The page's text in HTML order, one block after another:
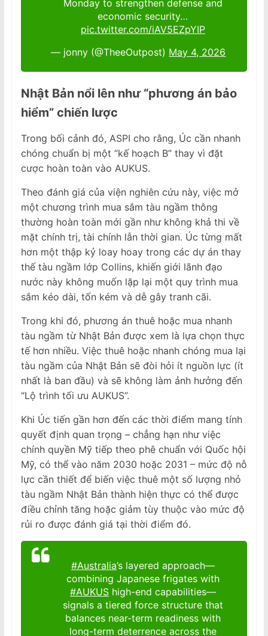
Monday to strengthen defense and
economic security…
pic.twitter.com/iAV5EZpYIP
— jonny (@TheeOutpost) May 4, 2026
Nhật Bản nổi lên như “phương án bảo
hiểm” chiến lược
Trong bối cảnh đó, ASPI cho rằng, Úc cần nhanh
chóng chuẩn bị một “kế hoạch B” thay vì đặt
cược hoàn toàn vào AUKUS.
Theo đánh giá của viện nghiên cứu này, việc mở
một chương trình mua sắm tàu ngầm thông
thường hoàn toàn mới gần như không khả thi về
mặt chính trị, tài chính lẫn thời gian. Úc từng mất
hơn một thập kỷ loay hoay trong các dự án thay
thế tàu ngầm lớp Collins, khiến giới lãnh đạo
nước này không muốn lặp lại một quy trình mua
sắm kéo dài, tốn kém và dễ gây tranh cãi.
Trong khi đó, phương án thuê hoặc mua nhanh
tàu ngầm từ Nhật Bản được xem là lựa chọn thực
tế hơn nhiều. Việc thuê hoặc nhanh chóng mua lại
tàu ngầm của Nhật Bản sẽ đòi hỏi ít nguồn lực (ít
nhất là ban đầu) và sẽ không làm ảnh hưởng đến
“Lộ trình tối ưu AUKUS”.
Khi Úc tiến gần hơn đến các thời điểm mang tính
quyết định quan trọng – chẳng hạn như việc
chính quyền Mỹ tiếp theo phê chuẩn với Quốc hội
Mỹ, có thể vào năm 2030 hoặc 2031 – mức độ nỗ
lực cần thiết để biến việc thuê một số lượng nhỏ
tàu ngầm Nhật Bản thành hiện thực có thể được
điều chỉnh tăng hoặc giảm tùy thuộc vào mức độ
rủi ro được đánh giá tại thời điểm đó.
#Australia’s layered approach—
combining Japanese frigates with
#AUKUShigh-end capabilities—
signals a tiered force structure that
balances near-term readiness with
long-term deterrence across the